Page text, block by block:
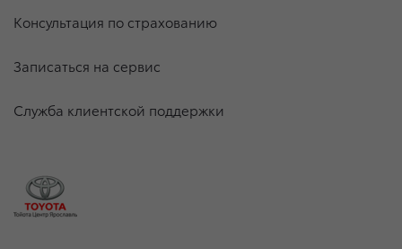
Консультация по страхованию
Записаться на сервис
Служба клиентской поддержки